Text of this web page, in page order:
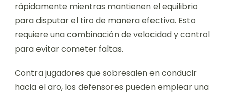
rápidamente mientras mantienen el equilibrio
para disputar el tiro de manera efectiva. Esto
requiere una combinación de velocidad y control
para evitar cometer faltas.
Contra jugadores que sobresalen en conducir
hacia el aro, los defensores pueden emplear una